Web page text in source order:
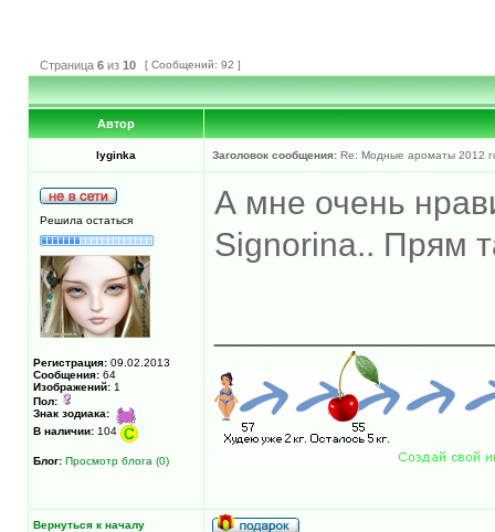
Страница 6 из 10 [ Сообщений: 92 ]
Автор
lyginka Заголовок сообщения: Re: Модные ароматы 2012
Решила остаться
Регистрация: 09.02.2013
Сообщения: 64
Изображений: 1
Пол:
Знак зодиака:
В наличии: 104
Блог: Просмотр блога (0)
А мне очень
Signorina.. Прям
Вернуться к началу